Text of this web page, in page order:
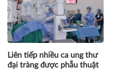
Liên tiếp nhiều ca ung thư
đại tràng được phẫu thuật